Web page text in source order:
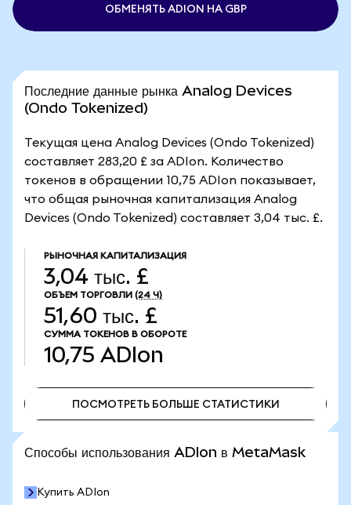
ОБМЕНЯТЬ ADION НА GBP
Последние данные рынка Analog Devices
(Ondo Tokenized)
Текущая цена Analog Devices (Ondo Tokenized)
составляет 283,20 £ за ADIon. Количество
токенов в обращении 10,75 ADIon показывает,
что общая рыночная капитализация Analog
Devices (Ondo Tokenized) составляет 3,04 тыс. £.
РЫНОЧНАЯ КАПИТАЛИЗАЦИЯ
3,04 тыс. £
ОБЪЕМ ТОРГОВЛИ (24 Ч)
51,60 тыс. £
СУММА ТОКЕНОВ В ОБОРОТЕ
10,75 ADIon
ПОСМОТРЕТЬ БОЛЬШЕ СТАТИСТИКИ
Способы использования ADIon в MetaMask
Купить ADIon